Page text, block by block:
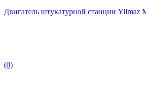
Двигатель штукатурной станции Yilmaz
(0)